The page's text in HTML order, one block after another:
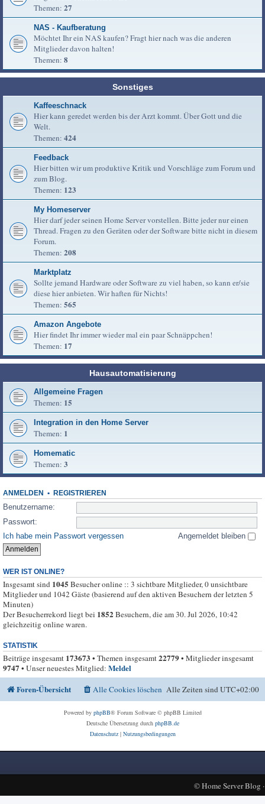
Themen: 27
NAS - Kaufberatung
Möchtet Ihr ein NAS kaufen? Fragt hier nach was die anderen
Mitglieder davon halten!
Themen: 8
Sonstiges
Kaffeeschnack
Hier kann geredet werden bis der Arzt kommt. Über Gott und die
Welt.
Themen: 424
Feedback
Hier bitten wir um produktive Kritik und Vorschläge zum Forum und
zum Blog.
Themen: 123
My Homeserver
Hier darf jeder seinen Home Server vorstellen. Bitte jeder nur einen
Thread. Fragen zu den Geräten oder der Software bitte nicht in diesem
Forum.
Themen: 208
Marktplatz
Sollte jemand Hardware oder Software zu viel haben, so kann er/sie
diese hier anbieten. Wir haften für Nichts!
Themen: 565
Amazon Angebote
Hier findet Ihr immer wieder mal ein paar Schnäppchen!
Themen: 17
Hausautomatisierung
Allgemeine Fragen
Themen: 15
Integration in den Home Server
Themen: 1
Homematic
Themen: 3
ANMELDEN • REGISTRIEREN
Benutzername:
Passwort:
Ich habe mein Passwort vergessen
Angemeldet bleiben
WER IST ONLINE?
Insgesamt sind 1045 Besucher online :: 3 sichtbare Mitglieder, 0 unsichtbare
Mitglieder und 1042 Gäste (basierend auf den aktiven Besuchern der letzten 5
Minuten)
Der Besucherrekord liegt bei 1852Besuchern, die am 30. Jul 2026, 10:42
gleichzeitig online waren.
STATISTIK
Beiträge insgesamt 173673 • Themen insgesamt22779• Mitglieder insgesamt
9747• Unser neuestes Mitglied: Meldel
Foren-Übersicht
Alle Zeiten sindUTC+02:00
Alle Cookies löschen
Powered by phpBB® Forum Software © phpBB Limited
Deutsche Übersetzung durch phpBB.de
Datenschutz| Nutzungsbedingungen
©Home Server Blog